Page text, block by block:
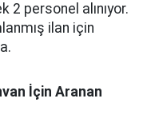
personel alınıyor.
ilan için
İçin Aranan